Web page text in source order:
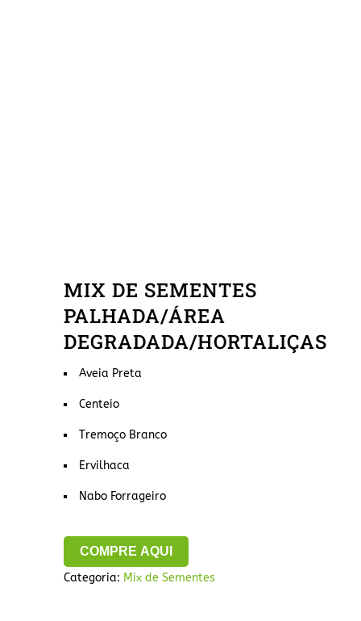
MIX DE SEMENTES
PALHADA/ÁREA
DEGRADADA/HORTALIÇAS
Aveia Preta
Centeio
Tremoço Branco
Ervilhaca
Nabo Forrageiro
COMPRE AQUI
Categoria: Mix de Sementes